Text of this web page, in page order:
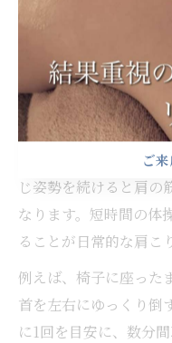
ちます。大阪市西区
やすい方法で、根強
仕事合間にできる肩
デスクワークや室内作
事の合間にできる簡単
じ姿勢を続けると肩の
なります。短時間の体
ることが日常的な肩こ
例えば、椅子に座った
首を左右にゆっくり倒
に1回を目安に、数分
ご
ご